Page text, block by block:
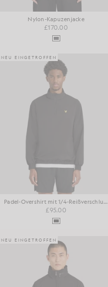
Nylon-Kapuzenjacke
£170.00
NEU EINGETROFFEN
Padel-Overshirt mit 1/4-Reißverschluss
£95.00
NEU EINGETROFFEN